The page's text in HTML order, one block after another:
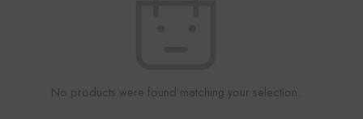
No products were found matching your selection.